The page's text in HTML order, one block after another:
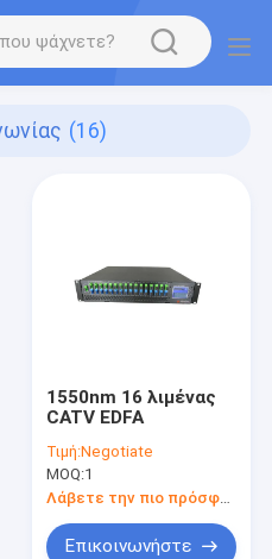
(16)
1550nm 16 λιμένας
CATV EDFA
Τιμή:Negotiate
MOQ:1
Επικοινωνήστε